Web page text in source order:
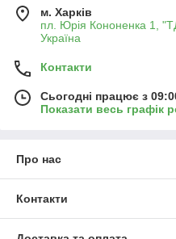
м. Харків
пл. Юрія Кононенка 1,
Україна
Контакти
Сьогодні працює з
Показати весь графік
Про нас
Контакти